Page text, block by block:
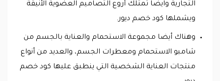
التجارية وايضا تمتلك أروع التصاميم العضوية الأنيقة
ويشملها كود خصم ديور.
وهناك أيضا مجموعة الاستحمام والعناية بالجسم من
شامبو الاستحمام ومعطرات الجسم، والعديد من أنواع
منتجات العناية الشخصية التي ينطبق عليها كود خصم